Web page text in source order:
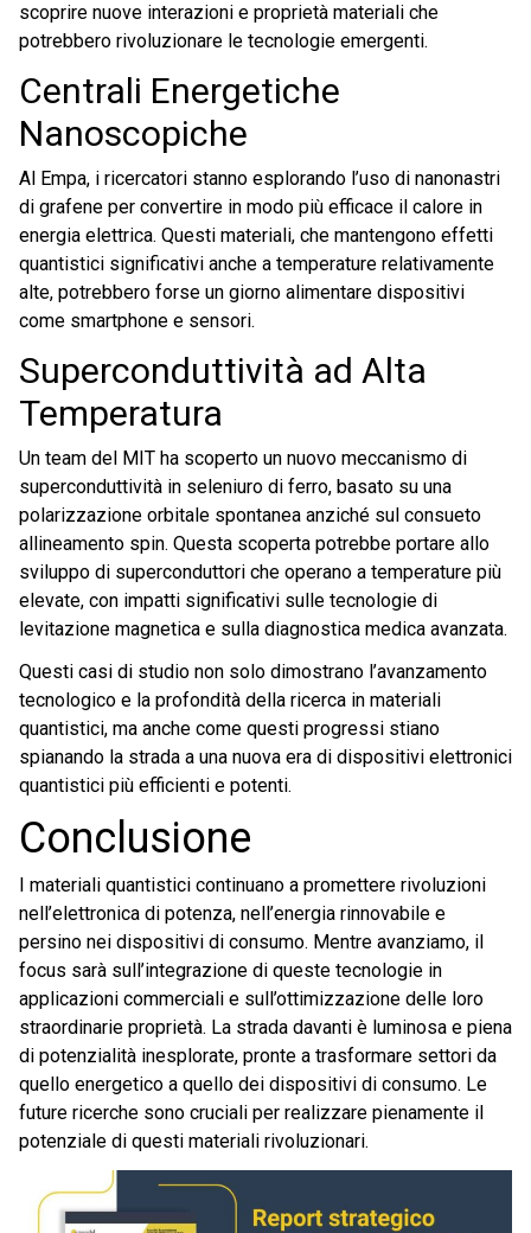
scoprire nuove interazioni e proprietà materiali che
potrebbero rivoluzionare le tecnologie emergenti.
Centrali Energetiche
Nanoscopiche
Al Empa, i ricercatori stanno esplorando l’uso di nanonastri
di grafene per convertire in modo più efficace il calore in
energia elettrica. Questi materiali, che mantengono effetti
quantistici significativi anche a temperature relativamente
alte, potrebbero forse un giorno alimentare dispositivi
come smartphone e sensori.
Superconduttività ad Alta
Temperatura
Un team del MIT ha scoperto un nuovo meccanismo di
superconduttività in seleniuro di ferro, basato su una
polarizzazione orbitale spontanea anziché sul consueto
allineamento spin. Questa scoperta potrebbe portare allo
sviluppo di superconduttori che operano a temperature più
elevate, con impatti significativi sulle tecnologie di
levitazione magnetica e sulla diagnostica medica avanzata.
Questi casi di studio non solo dimostrano l’avanzamento
tecnologico e la profondità della ricerca in materiali
quantistici, ma anche come questi progressi stiano
spianando la strada a una nuova era di dispositivi elettronici
quantistici più efficienti e potenti.
Conclusione
I materiali quantistici continuano a promettere rivoluzioni
nell’elettronica di potenza, nell’energia rinnovabile e
persino nei dispositivi di consumo. Mentre avanziamo, il
focus sarà sull’integrazione di queste tecnologie in
applicazioni commerciali e sull’ottimizzazione delle loro
straordinarie proprietà. La strada davanti è luminosa e piena
di potenzialità inesplorate, pronte a trasformare settori da
quello energetico a quello dei dispositivi di consumo. Le
future ricerche sono cruciali per realizzare pienamente il
potenziale di questi materiali rivoluzionari.